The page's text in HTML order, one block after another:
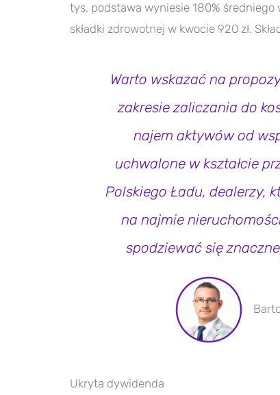
tys. podstawa wyniesie 180% średniego
składki zdrowotnej w kwocie 920 zł.
Warto wskazać na
zakresie zaliczania do
najem aktywów od
uchwalone w kształcie
Polskiego Ładu, dealerzy,
na najmie
spodziewać się
Ukryta dywidenda